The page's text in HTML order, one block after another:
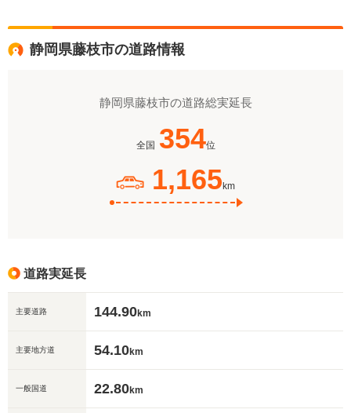
静岡県藤枝市の道路情報
静岡県藤枝市の道路総実延長
全国 354位
1,165 km
道路実延長
主要道路 144.90km
主要地方道 54.10km
一般国道 22.80km